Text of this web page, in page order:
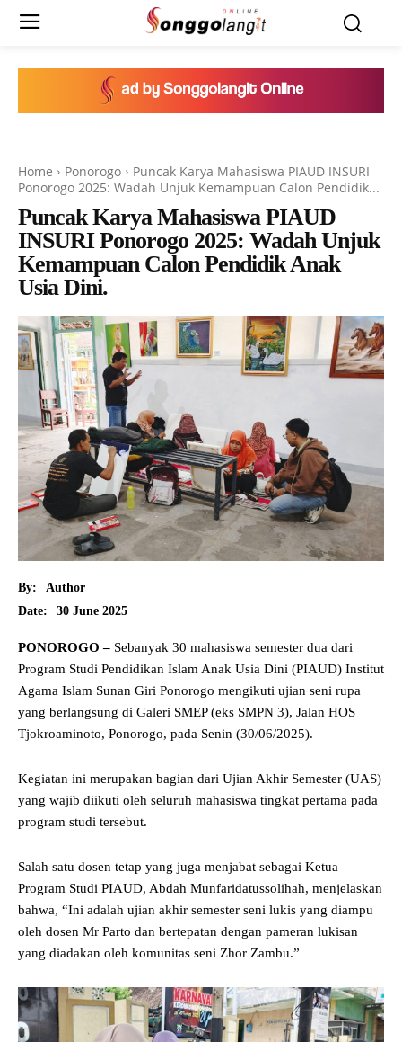
Home Ponorogo
Puncak Karya Mahasiswa PIAUD INSURI
Ponorogo 2025: Wadah Unjuk Kemampuan Calon Pendidik...
Puncak Karya Mahasiswa PIAUD
INSURI Ponorogo 2025: Wadah Unjuk
Kemampuan Calon Pendidik Anak
Usia Dini.
By:
Author
Date:
30 June 2025
PONOROGO – Sebanyak 30 mahasiswa semester dua dari
Program Studi Pendidikan Islam Anak Usia Dini (PIAUD) Institut
Agama Islam Sunan Giri Ponorogo mengikuti ujian seni rupa
yang berlangsung di Galeri SMEP (eks SMPN 3), Jalan HOS
Tjokroaminoto, Ponorogo, pada Senin (30/06/2025).
Kegiatan ini merupakan bagian dari Ujian Akhir Semester (UAS)
yang wajib diikuti oleh seluruh mahasiswa tingkat pertama pada
program studi tersebut.
Salah satu dosen tetap yang juga menjabat sebagai Ketua
Program Studi PIAUD, Abdah Munfaridatussolihah, menjelaskan
bahwa, “Ini adalah ujian akhir semester seni lukis yang diampu
oleh dosen Mr Parto dan bertepatan dengan pameran lukisan
yang diadakan oleh komunitas seni Zhor Zambu.”